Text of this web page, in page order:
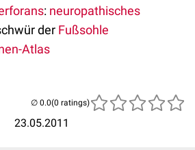
: neuropathisches
der Fußsohle
Atlas
23.05.2011
(0 ratings)